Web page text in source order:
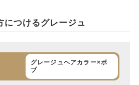
につけるグレージュ
グレージュヘアカラー×ボ
ブ